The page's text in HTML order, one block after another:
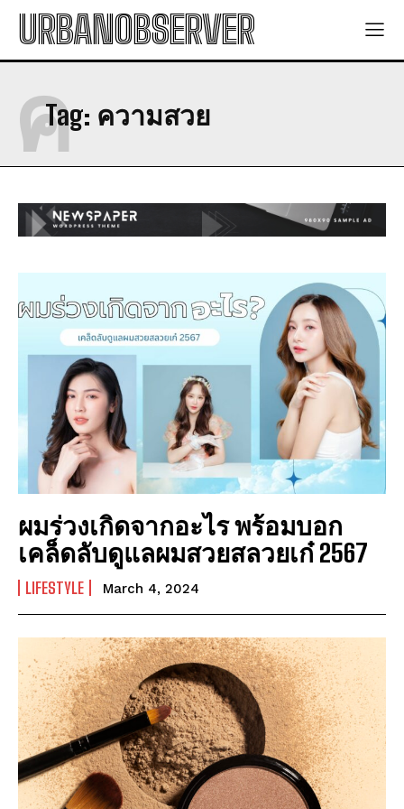
พลังงานทดแทน: สิ่งที่คุณต้องรู้
Lifestyle
การอนุรักษ์พลังงาน: ประโยชน์และวิธีการ
พลังงานสะอาด: วิธีการใช้พลังงานสะอาดในชีวิตประจำวัน
พลังงานทดแทน: สิ่งที่คุณต้องรู้
มาตรการโซล่าเซลล์ 2569: การเพิ่มพลังงานทดแทน
การอนุรักษ์พลังงาน: ประโยชน์และวิธีการ
พลังงานสะอาด: วิธีการใช้พลังงานสะอาดในชีวิตประจำวัน
พลังงานแสงอาทิตย์: พลังงานที่มีความมั่นคงและยั่งยืน
พลังงานทดแทน: สิ่งที่คุณต้องรู้
มาตรการโซล่าเซลล์ 2569: การเพิ่มพลังงานทดแทน
Technology
พลังงานสะอาด: วิธีการใช้พลังงานสะอาดในชีวิตประจำวัน
พลังงานแสงอาทิตย์: พลังงานที่มีความมั่นคงและยั่งยืน
พลังงานทดแทน: สิ่งที่คุณต้องรู้
Company
ABOUT
CONTACT
PRIVACY POLICY
พลังงานทดแทน: สิ่งที่คุณต้องรู้
Lifestyle
การอนุรักษ์พลังงาน: ประโยชน์และวิธีการ
พลังงานสะอาด: วิธีการใช้พลังงานสะอาดในชีวิตประจำวัน
พลังงานทดแทน: สิ่งที่คุณต้องรู้
มาตรการโซล่าเซลล์ 2569: การเพิ่มพลังงานทดแทน
การอนุรักษ์พลังงาน: ประโยชน์และวิธีการ
พลังงานสะอาด: วิธีการใช้พลังงานสะอาดในชีวิตประจำวัน
พลังงานแสงอาทิตย์: พลังงานที่มีความมั่นคงและยั่งยืน
พลังงานทดแทน: สิ่งที่คุณต้องรู้
มาตรการโซล่าเซลล์ 2569: การเพิ่มพลังงานทดแทน
Technology
พลังงานสะอาด: วิธีการใช้พลังงานสะอาดในชีวิตประจำวัน
พลังงานแสงอาทิตย์: พลังงานที่มีความมั่นคงและยั่งยืน
พลังงานทดแทน: สิ่งที่คุณต้องรู้
Company
ABOUT
CONTACT
PRIVACY POLICY
I WANT IN
I've read and accept the
URBANOBSERVER
Tag: ความสวย
ค
ผมร่วงเกิดจากอะไร พร้อมบอก
เคล็ดลับดูแลผมสวยสลวยเก๋ 2567
LIFESTYLE March 4, 2024